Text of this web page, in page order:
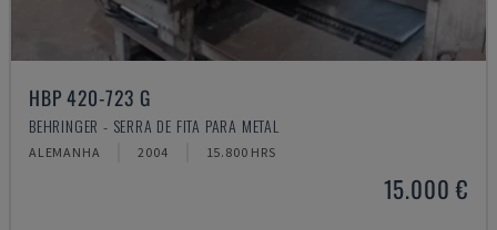
HBP 420-723 G
BEHRINGER - SERRA DE FITA PARA METAL
ALEMANHA 2004 15.800 HRS
15.000 €